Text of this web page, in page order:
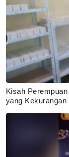
Kisah
yang Kekurangan